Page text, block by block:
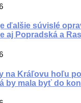
ďalšie súvislé
aj Popradská a
na Kráľovu hoľu
by mala byť do